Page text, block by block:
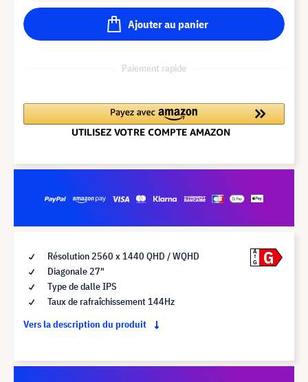
Ajouter au panier
Paiement rapide
Résolution 2560 x 1440 QHD / WQHD
Diagonale 27"
Type de dalle IPS
Taux de rafraîchissement 144Hz
Vers la description du produit
A
G
G